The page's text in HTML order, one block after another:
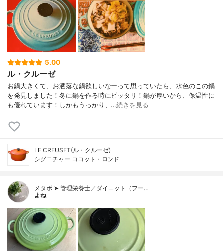
5.00
ル・クルーゼ
お鍋大きくて、お洒落な鍋欲しいなーって思っていたら、水色のこの鍋
を発見しました！冬に鍋を作る時にピッタリ！鍋が厚いから、保温性に
も優れています！しかもうっかり、…続きを見る
LE CREUSET(ル・クルーゼ)
シグニチャー ココット・ロンド
メタボ ➤ 管理栄養士／ダイエット（フー…
よね